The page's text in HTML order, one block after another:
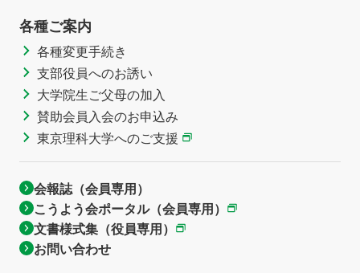
各種ご案内
各種変更手続き
支部役員へのお誘い
大学院生ご父母の加入
賛助会員入会のお申込み
東京理科大学へのご支援
会報誌（会員専用）
こうよう会ポータル（会員専用）
文書様式集（役員専用）
お問い合わせ